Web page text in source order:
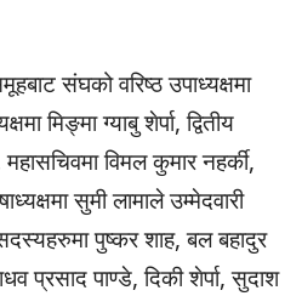
संघको वरिष्ठ उपाध्यक्षमा
मिङ्मा ग्याबु शेर्पा, द्वितीय
विमल कुमार नहर्की,
सुमी लामाले उम्मेदवारी
पुष्कर शाह, बल बहादुर
प्रसाद पाण्डे, दिकी शेर्पा, सुदाश